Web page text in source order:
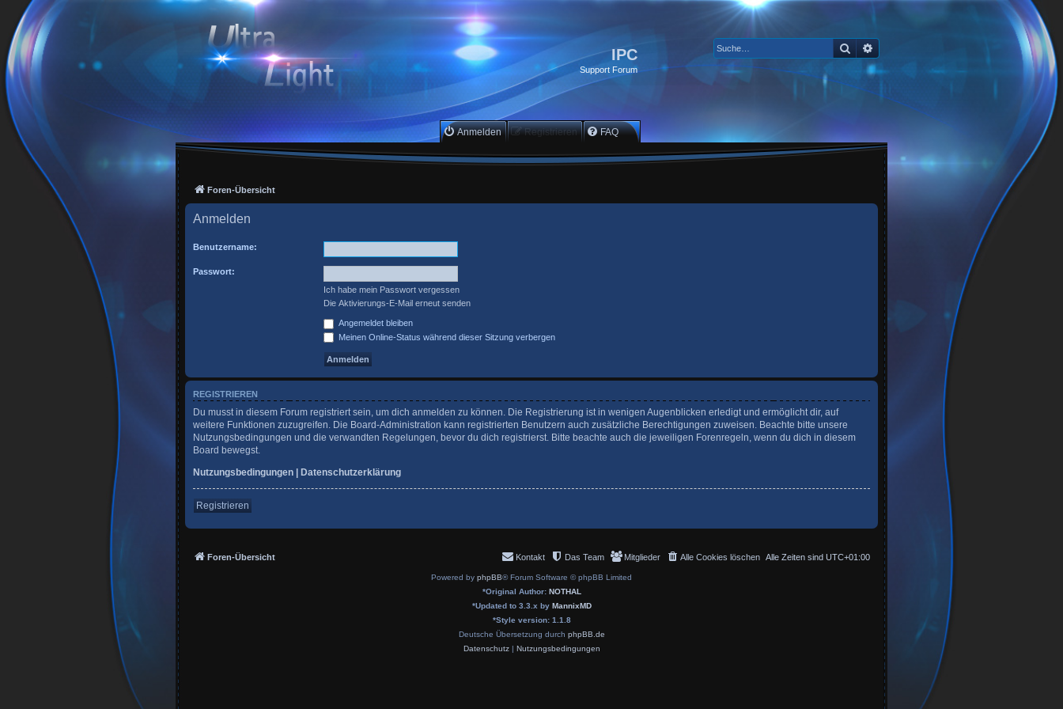
IPC
Support Forum
Suche
Anmelden Registrieren FAQ
Foren-Übersicht
Anmelden
Benutzername:
Passwort:
Ich habe mein Passwort vergessen
Die Aktivierungs-E-Mail erneut senden
Angemeldet bleiben
Meinen Online-Status während dieser Sitzung verbergen
REGISTRIEREN
Du musst in diesem Forum registriert sein, um dich anmelden zu können. Die Registrierung ist in wenigen Augenblicken erledigt und ermöglicht dir, auf
weitere Funktionen zuzugreifen. Die Board-Administration kann registrierten Benutzern auch zusätzliche Berechtigungen zuweisen. Beachte bitte unsere
Nutzungsbedingungen und die verwandten Regelungen, bevor du dich registrierst. Bitte beachte auch die jeweiligen Forenregeln, wenn du dich in diesem
Board bewegst.
Nutzungsbedingungen | Datenschutzerklärung
Registrieren
Foren-Übersicht Alle Zeiten sind UTC+01:00
Alle Cookies löschen
Mitglieder
Das Team
Kontakt
Powered by phpBB® Forum Software © phpBB Limited
*Original Author: NOTHAL
*Updated to 3.3.x by MannixMD
*Style version: 1.1.8
Deutsche Übersetzung durch phpBB.de
Datenschutz| Nutzungsbedingungen